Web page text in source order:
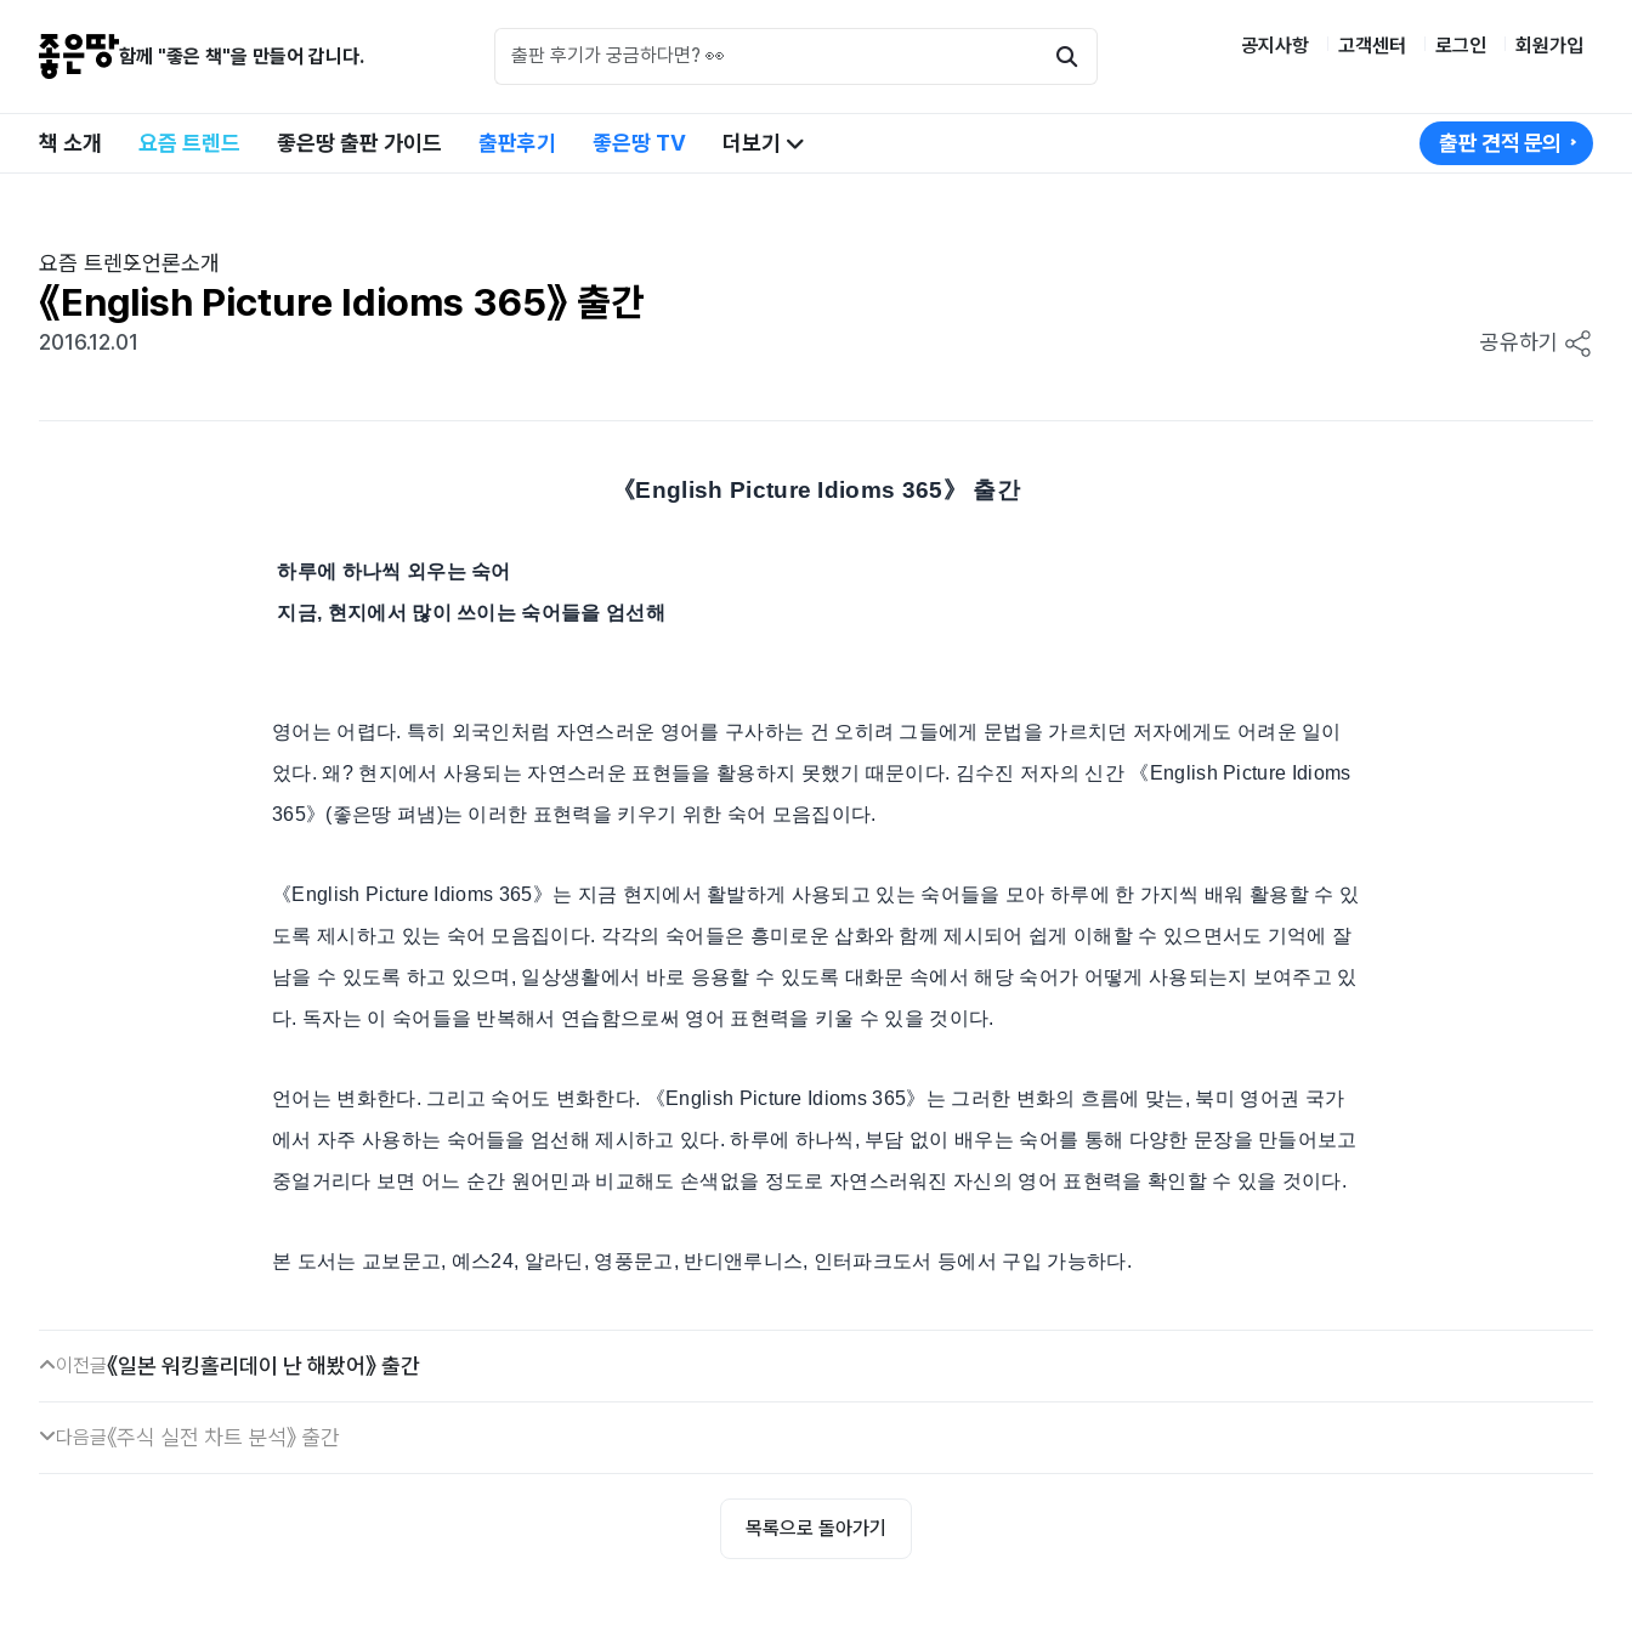
함께 "좋은 책"을 만들어 갑니다. 공지사항 고객센터 로그인 회원가입
책 소개 요즘 트렌드 좋은땅 출판 가이드 출판후기 좋은땅 TV 더보기 출판 견적 문의
요즘 트렌드언론소개
《English Picture Idioms 365》 출간
2016.12.01 공유하기
《English Picture Idioms 365》 출간
하루에 하나씩 외우는 숙어
지금, 현지에서 많이 쓰이는 숙어들을 엄선해
영어는 어렵다. 특히 외국인처럼 자연스러운 영어를 구사하는 건 오히려 그들에게 문법을 가르치던 저자에게도 어려운 일이
었다. 왜? 현지에서 사용되는 자연스러운 표현들을 활용하지 못했기 때문이다. 김수진 저자의 신간 《English Picture Idioms
365》(좋은땅 펴냄)는 이러한 표현력을 키우기 위한 숙어 모음집이다.
《English Picture Idioms 365》는 지금 현지에서 활발하게 사용되고 있는 숙어들을 모아 하루에 한 가지씩 배워 활용할 수 있
도록 제시하고 있는 숙어 모음집이다. 각각의 숙어들은 흥미로운 삽화와 함께 제시되어 쉽게 이해할 수 있으면서도 기억에 잘
남을 수 있도록 하고 있으며, 일상생활에서 바로 응용할 수 있도록 대화문 속에서 해당 숙어가 어떻게 사용되는지 보여주고 있
다. 독자는 이 숙어들을 반복해서 연습함으로써 영어 표현력을 키울 수 있을 것이다.
언어는 변화한다. 그리고 숙어도 변화한다. 《English Picture Idioms 365》는 그러한 변화의 흐름에 맞는, 북미 영어권 국가
에서 자주 사용하는 숙어들을 엄선해 제시하고 있다. 하루에 하나씩, 부담 없이 배우는 숙어를 통해 다양한 문장을 만들어보고
중얼거리다 보면 어느 순간 원어민과 비교해도 손색없을 정도로 자연스러워진 자신의 영어 표현력을 확인할 수 있을 것이다.
본 도서는 교보문고, 예스24, 알라딘, 영풍문고, 반디앤루니스, 인터파크도서 등에서 구입 가능하다.
이전글《일본 워킹홀리데이 난 해봤어》 출간
다음글《주식 실전 차트 분석》 출간
목록으로 돌아가기